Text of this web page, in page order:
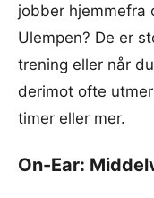
jobber hjemmefra
Ulempen? De er
trening eller når
derimot ofte
timer eller mer.
On-Ear: